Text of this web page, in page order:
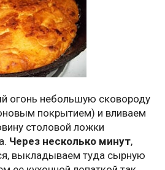
огонь небольшую сковороду
покрытием) и вливаем
столовой ложки
Через несколько минут,
выкладываем туда сырную